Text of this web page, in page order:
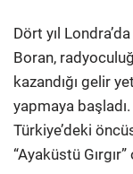
Dört yıl
Boran,
kazandığı gelir
yapmaya
Türkiye’deki
“Ayaküstü